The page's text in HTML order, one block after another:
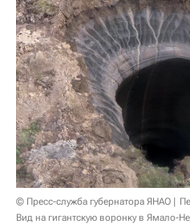
© Пресс-служба губернатора ЯНАО
Вид на гигантскую воронку в Ямало-